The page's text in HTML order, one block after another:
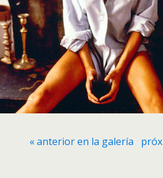
« anterior en la galería